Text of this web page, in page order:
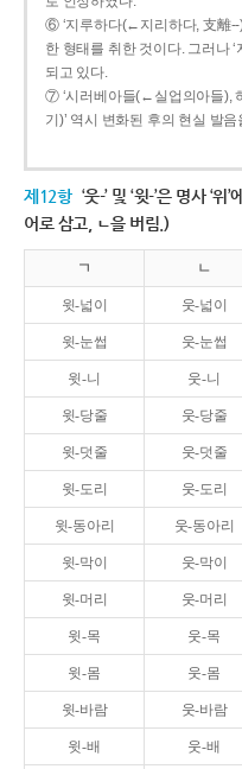
⑥ ‘지루하다(←지리하다, 支離--
한 형태를 취한 것이다. 그러나 ‘
되고 있다.
⑦ ‘시러베아들(←실업의아들),
기)’ 역시 변화된 후의 현실 발
제12항 ‘웃-’ 및 ‘윗-’은 명사 ‘
어로 삼고, ㄴ을 버림.)
ㄱ ㄴ
윗-넓이 웃-넓이
윗-눈썹 웃-눈썹
윗-니 웃-니
윗-당줄 웃-당줄
윗-덧줄 웃-덧줄
윗-도리 웃-도리
윗-동아리 웃-동아리
윗-막이 웃-막이
윗-머리 웃-머리
윗-목 웃-목
윗-몸 웃-몸
윗-바람 웃-바람
윗-배 웃-배